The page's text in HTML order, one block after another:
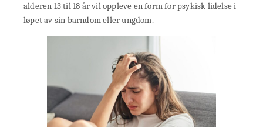
alderen 13 til 18 år vil oppleve en form for psykisk lidelse i
løpet av sin barndom eller ungdom.